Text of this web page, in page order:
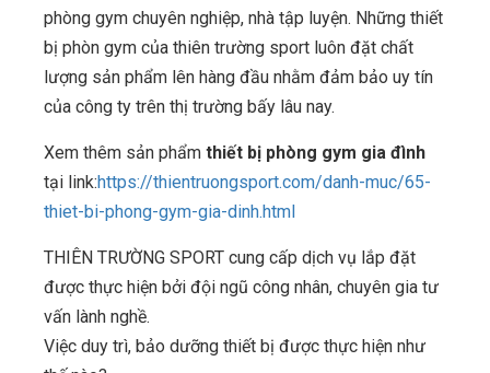
phòng gym chuyên nghiệp, nhà tập luyện. Những thiết
bị phòn gym của thiên trường sport luôn đặt chất
lượng sản phẩm lên hàng đầu nhằm đảm bảo uy tín
của công ty trên thị trường bấy lâu nay.
Xem thêm sản phẩm thiết bị phòng gym gia đình
tại link:https://thientruongsport.com/danh-muc/65-
thiet-bi-phong-gym-gia-dinh.html
THIÊN TRƯỜNG SPORT cung cấp dịch vụ lắp đặt
được thực hiện bởi đội ngũ công nhân, chuyên gia tư
vấn lành nghề.
Việc duy trì, bảo dưỡng thiết bị được thực hiện như